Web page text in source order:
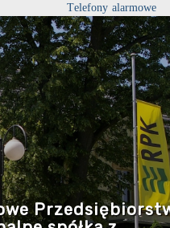
Telefony alarmowe